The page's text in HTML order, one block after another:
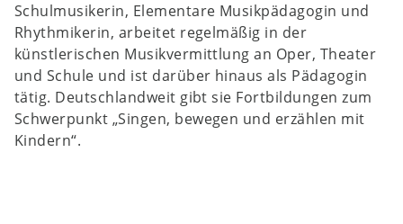
Schulmusikerin, Elementare Musikpädagogin und
Rhythmikerin, arbeitet regelmäßig in der
künstlerischen Musikvermittlung an Oper, Theater
und Schule und ist darüber hinaus als Pädagogin
tätig. Deutschlandweit gibt sie Fortbildungen zum
Schwerpunkt „Singen, bewegen und erzählen mit
Kindern“.